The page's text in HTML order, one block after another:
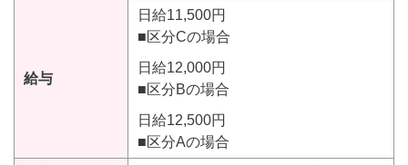
給与
日給11,500円
■区分Cの場合
日給12,000円
■区分Bの場合
日給12,500円
■区分Aの場合